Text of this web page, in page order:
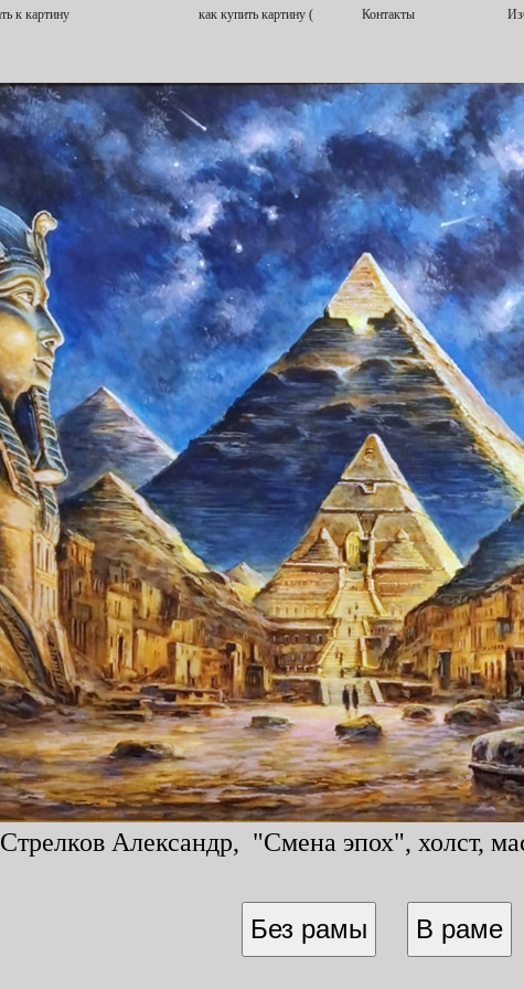
Стрелков Александр, "Смена эпох", холст,
Без рамы В раме